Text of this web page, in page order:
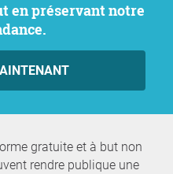
en préservant notre
gratuite et à but non
rendre publique une